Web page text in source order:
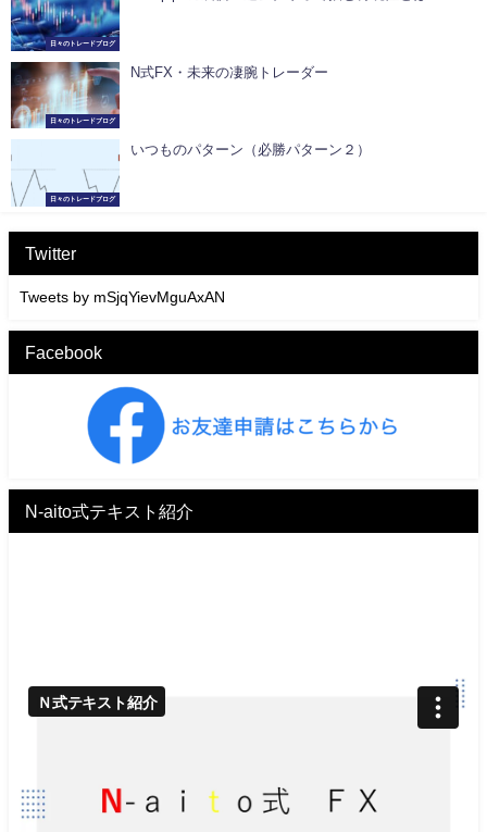
日々のトレードブログ
日々のトレードブログ
N式FX・未来の凄腕トレーダー
日々のトレードブログ
いつものパターン（必勝パターン２）
Twitter
Tweets by mSjqYievMguAxAN
Facebook
N-aito式テキスト紹介